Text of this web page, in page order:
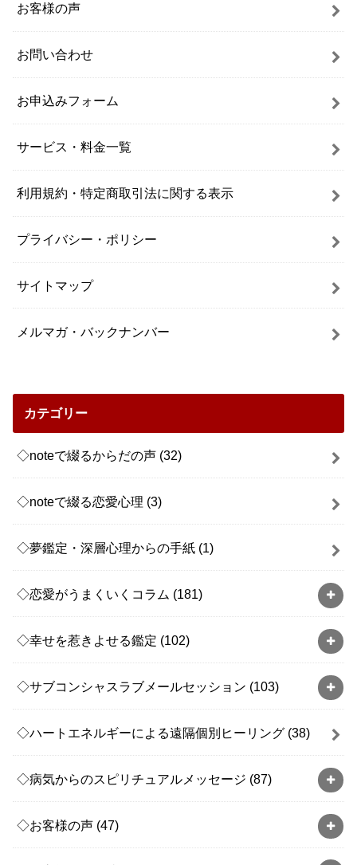
お客様の声
お問い合わせ
お申込みフォーム
サービス・料金一覧
利用規約・特定商取引法に関する表示
プライバシー・ポリシー
サイトマップ
メルマガ・バックナンバー
カテゴリー
◇noteで綴るからだの声 (32)
◇noteで綴る恋愛心理 (3)
◇夢鑑定・深層心理からの手紙 (1)
◇恋愛がうまくいくコラム (181)
◇幸せを惹きよせる鑑定 (102)
◇サブコンシャスラブメールセッション (103)
◇ハートエネルギーによる遠隔個別ヒーリング (38)
◇病気からのスピリチュアルメッセージ (87)
◇お客様の声 (47)